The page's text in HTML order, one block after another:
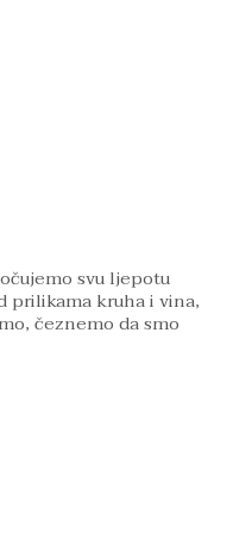
svu ljepotu
prilikama kruha i vina,
čeznemo da smo